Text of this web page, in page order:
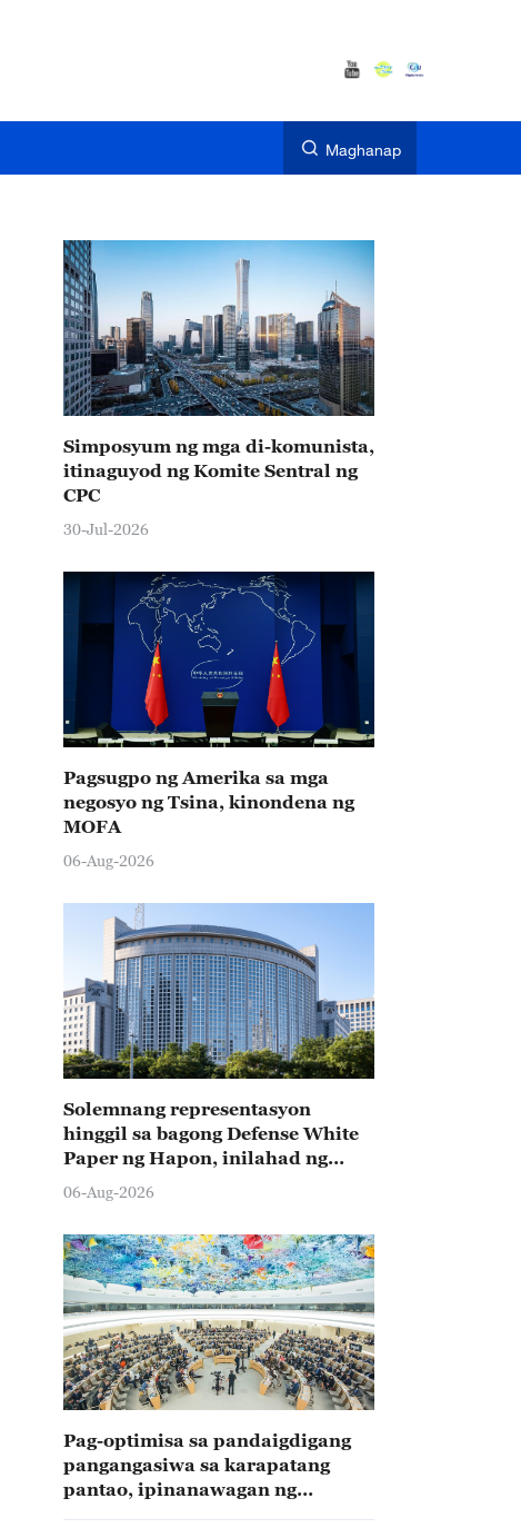
Maghanap
Simposyum ng mga di-komunista,
itinaguyod ng Komite Sentral ng
CPC
30-Jul-2026
Pagsugpo ng Amerika sa mga
negosyo ng Tsina, kinondena ng
MOFA
06-Aug-2026
Solemnang representasyon
hinggil sa bagong Defense White
Paper ng Hapon, inilahad ng
Tsina
06-Aug-2026
Pag-optimisa sa pandaigdigang
pangangasiwa sa karapatang
pantao, ipinanawagan ng